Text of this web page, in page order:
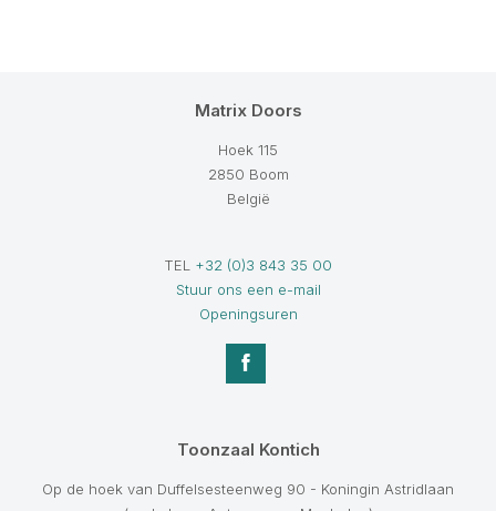
Matrix Doors
Hoek 115
2850 Boom
België
TEL +32 (0)3 843 35 00
Stuur ons een e-mail
Openingsuren
Toonzaal Kontich
Op de hoek van Duffelsesteenweg 90 - Koningin Astridlaan